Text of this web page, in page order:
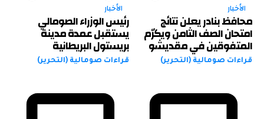
الأخبار
محافظ بنادر يعلن نتائج
امتحان الصف الثامن ويكرّم
المتفوقين في مقديشو
قراءات صومالية (التحرير)
الأخبار
رئيس الوزراء الصومالي
يستقبل عمدة مدينة
بريستول البريطانية
قراءات صومالية (التحرير)